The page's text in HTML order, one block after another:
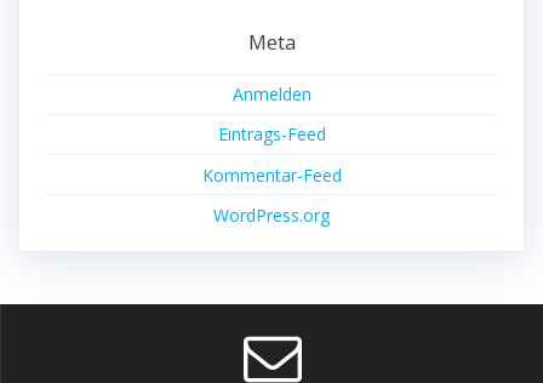
Meta
Anmelden
Eintrags-Feed
Kommentar-Feed
WordPress.org